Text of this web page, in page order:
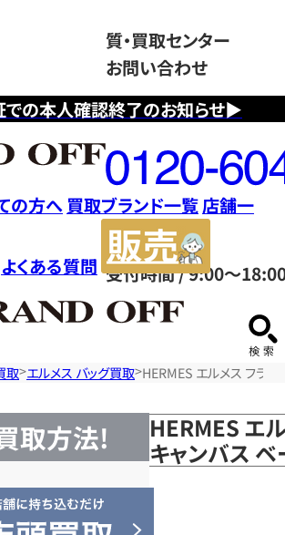
での本人確認終了のお知らせ▶
質・買取センター
お問い合わせ
フ
リ
ー
ダ
イ
ヤ
ル
0120604117
受付時間 / 9:00～
の方へ 買取ブランド一覧店舗一
よくある質問
サ
取 エルメス バッグ買取 HERMES エルメス フラ
取方法!
HERMES エ
キャンバス